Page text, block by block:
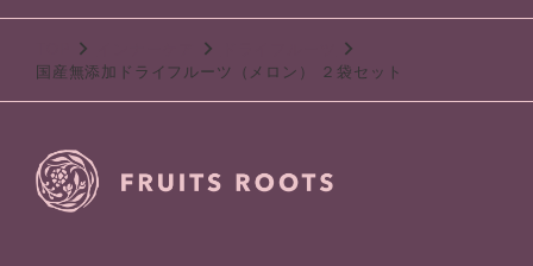
国産無添加ドライフルーツ（メロン） ２袋セット